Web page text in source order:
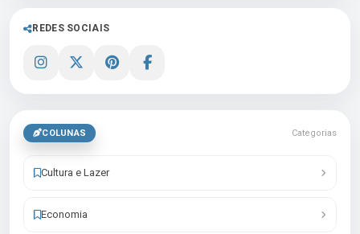
REDES SOCIAIS
COLUNAS Categorias
Cultura e Lazer
Economia